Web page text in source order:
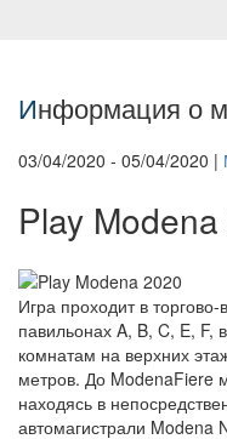
Информация о
03/04/2020 - 05/04/2020 |
Play
Игра проходит в
павильонах A, B, C, E,
комнатам на верхних
метров. До ModenaFiere
находясь в
автомагистрали Modena